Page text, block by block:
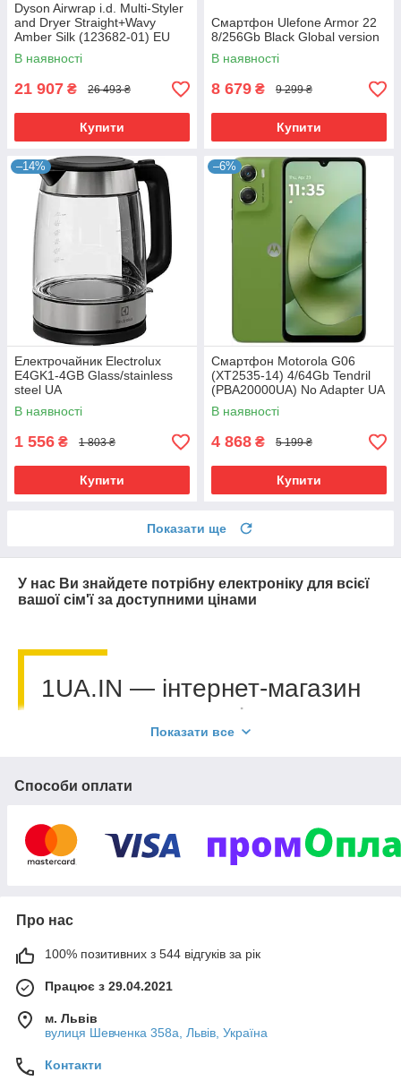
Dyson Airwrap i.d. Multi-Styler
and Dryer Straight+Wavy
Amber Silk (123682-01) EU
В наявності
21 907 ₴ 26 493 ₴
Купити
Смартфон Ulefone Armor 22
8/256Gb Black Global version
В наявності
8 679 ₴ 9 299 ₴
Купити
–14%
Електрочайник Electrolux
E4GK1-4GB Glass/stainless
steel UA
В наявності
1 556 ₴ 1 803 ₴
Купити
–6%
Смартфон Motorola G06
(XT2535-14) 4/64Gb Tendril
(PBA20000UA) No Adapter UA
UCRF
В наявності
4 868 ₴ 5 199 ₴
Купити
Показати ще
У нас Ви знайдете потрібну електроніку для всієї
вашої сім'ї за доступними цінами
1UA.IN — інтернет-магазин
електроніки
Якісне обслуговування та швидке відправлення
Купуючи в нашому магазині Ви заощаджуєте свій
час та гроші!
Показати все
Способи оплати
Про нас
100% позитивних з 544 відгуків за рік
Працює з 29.04.2021
м. Львів
вулиця Шевченка 358а, Львів, Україна
Контакти